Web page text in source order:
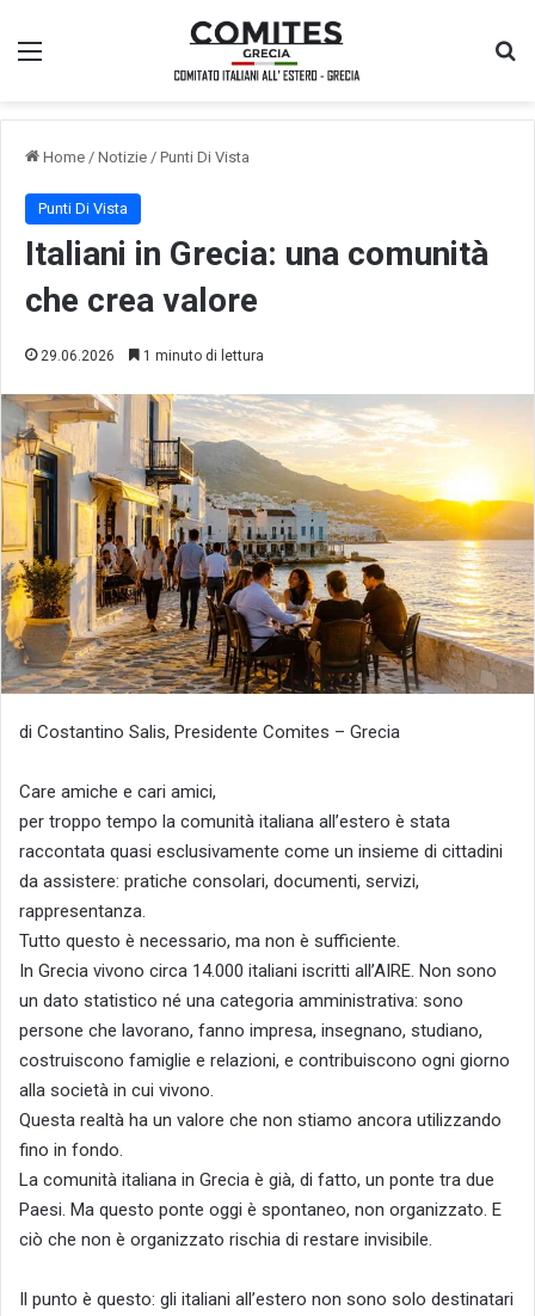
Menu
Home / Notizie / Punti Di Vista
Punti Di Vista
Italiani in Grecia: una comunità
che crea valore
29.06.2026 1 minuto di lettura
di Costantino Salis, Presidente Comites – Grecia
Care amiche e cari amici,
per troppo tempo la comunità italiana all’estero è stata
raccontata quasi esclusivamente come un insieme di cittadini
da assistere: pratiche consolari, documenti, servizi,
rappresentanza.
Tutto questo è necessario, ma non è sufficiente.
In Grecia vivono circa 14.000 italiani iscritti all’AIRE. Non sono
un dato statistico né una categoria amministrativa: sono
persone che lavorano, fanno impresa, insegnano, studiano,
costruiscono famiglie e relazioni, e contribuiscono ogni giorno
alla società in cui vivono.
Questa realtà ha un valore che non stiamo ancora utilizzando
fino in fondo.
La comunità italiana in Grecia è già, di fatto, un ponte tra due
Paesi. Ma questo ponte oggi è spontaneo, non organizzato. E
ciò che non è organizzato rischia di restare invisibile.
Il punto è questo: gli italiani all’estero non sono solo destinatari